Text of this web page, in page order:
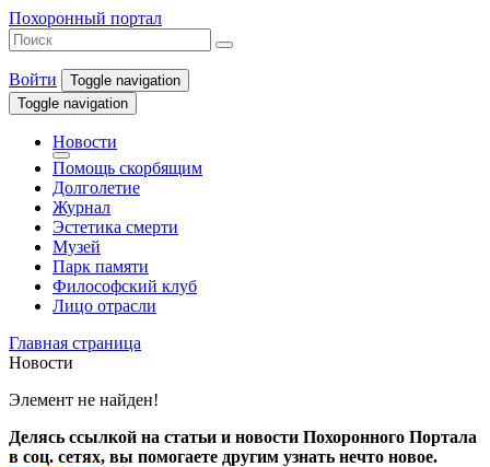
Похоронный портал
Войти
Toggle navigation
Toggle navigation
Новости
Помощь скорбящим
Долголетие
Журнал
Эстетика смерти
Музей
Парк памяти
Философский клуб
Лицо отрасли
Главная страница
Новости
Элемент не найден!
Делясь ссылкой на статьи и новости Похоронного Портала
в соц. сетях, вы помогаете другим узнать нечто новое.